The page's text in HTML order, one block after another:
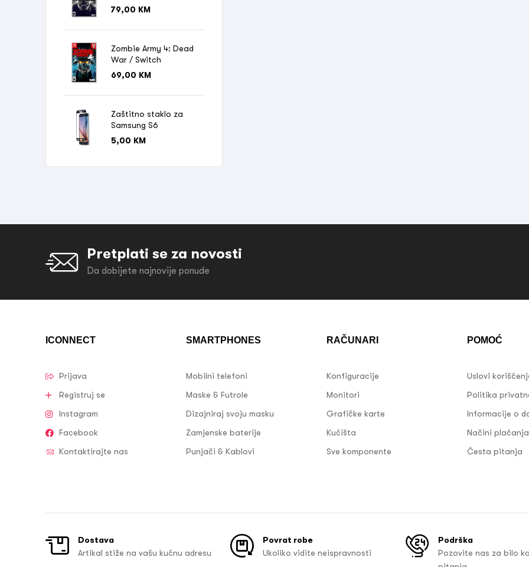
79,00 KM
Zombie Army 4: Dead
War / Switch
69,00 KM
Zaštitno staklo za
Samsung S6
5,00 KM
Pretplati se za novosti
Da dobijete najnovije ponude
ICONNECT
Prijava
Registruj se
Instagram
Facebook
Kontaktirajte nas
SMARTPHONES
Mobilni telefoni
Maske & Futrole
Dizajniraj svoju masku
Zamjenske baterije
Punjači & Kablovi
RAČUNARI
Konfiguracije
Monitori
Grafičke karte
Kućišta
Sve komponente
POMOĆ
Uslovi
Politika
Informacije o
Načini plaćanja
Česta pitanja
Dostava
Artikal stiže na vašu kućnu adresu
Povrat robe
Ukoliko vidite neispravnosti
Podrška
Pozovite nas za bilo